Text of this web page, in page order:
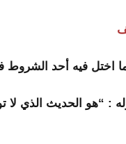
اختل فيه أحد
: “هو الحديث الذي